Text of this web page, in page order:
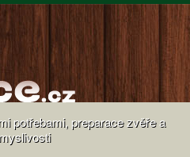
potřebami, preparace zvěře a